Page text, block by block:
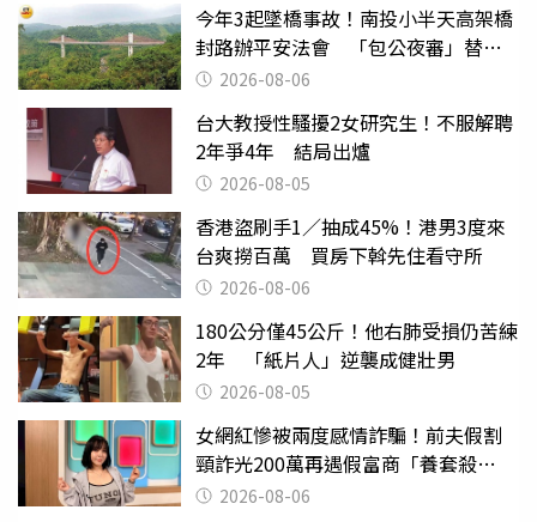
今年3起墜橋事故！南投小半天高架橋
封路辦平安法會 「包公夜審」替亡
魂伸冤
2026-08-06
台大教授性騷擾2女研究生！不服解聘
2年爭4年 結局出爐
2026-08-05
香港盜刷手1／抽成45%！港男3度來
台爽撈百萬 買房下斡先住看守所
2026-08-06
180公分僅45公斤！他右肺受損仍苦練
2年 「紙片人」逆襲成健壯男
2026-08-05
女網紅慘被兩度感情詐騙！前夫假割
頸詐光200萬再遇假富商「養套殺
2000萬」
2026-08-06